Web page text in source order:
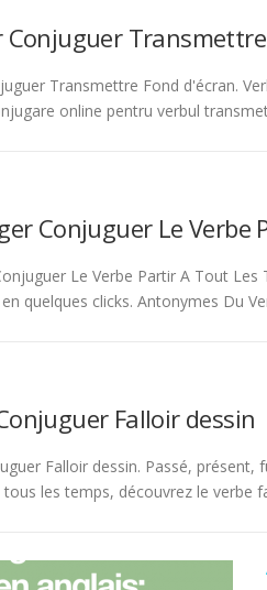
Transmettre Fond d'écran.
online pentru verbul
Conjuguer Le Verbe
Le Verbe Partir A Tout
quelques clicks. Antonymes Du
Falloir dessin
Falloir dessin. Passé,
les temps, découvrez le verbe